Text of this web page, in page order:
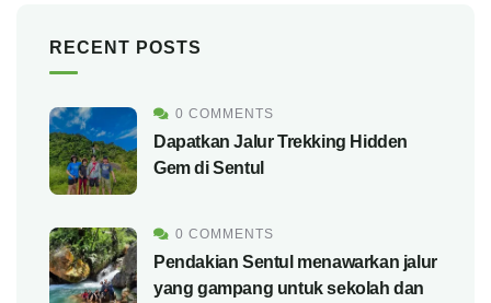
RECENT POSTS
0 COMMENTS
Dapatkan Jalur Trekking Hidden
Gem di Sentul
0 COMMENTS
Pendakian Sentul menawarkan jalur
yang gampang untuk sekolah dan